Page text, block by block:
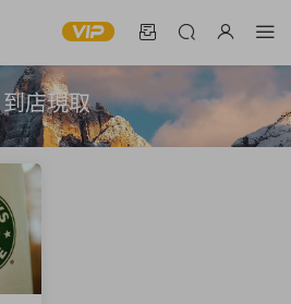
到店現取